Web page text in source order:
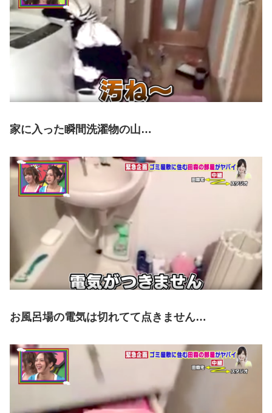
家に入った瞬間洗濯物の山…
お風呂場の電気は切れてて点きません…